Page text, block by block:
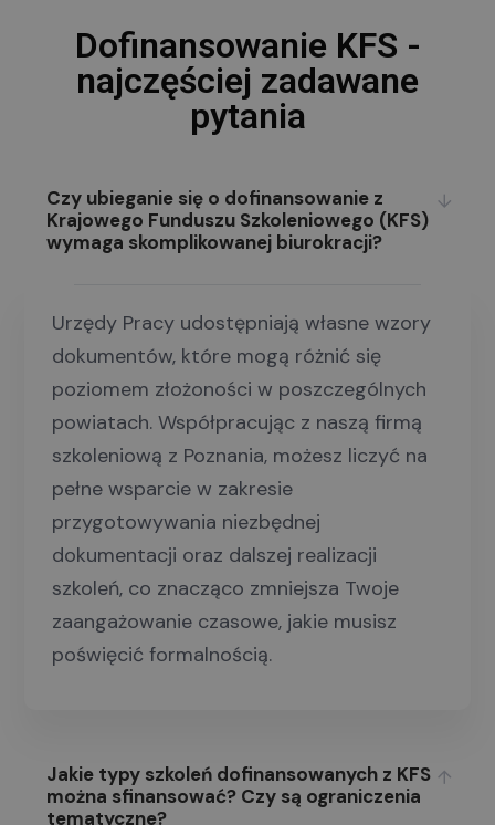
Dofinansowanie KFS -
najczęściej zadawane
pytania
Czy ubieganie się o dofinansowanie z
Krajowego Funduszu Szkoleniowego (KFS)
wymaga skomplikowanej biurokracji?
Urzędy Pracy udostępniają własne wzory
dokumentów, które mogą różnić się
poziomem złożoności w poszczególnych
powiatach. Współpracując z naszą firmą
szkoleniową z Poznania, możesz liczyć na
pełne wsparcie w zakresie
przygotowywania niezbędnej
dokumentacji oraz dalszej realizacji
szkoleń, co znacząco zmniejsza Twoje
zaangażowanie czasowe, jakie musisz
poświęcić formalnością.
Jakie typy szkoleń dofinansowanych z KFS
można sfinansować? Czy są ograniczenia
tematyczne?